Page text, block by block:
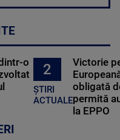
o
2
ȘTIRI
ACTUALE
Victorie
obligată
permită
la EPPO